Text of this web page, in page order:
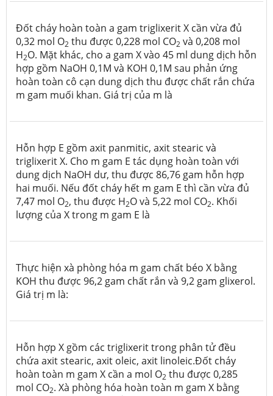
Đốt cháy hoàn toàn a gam triglixerit X cần vừa đủ
0,32 mol O2 thu được 0,228 mol CO2 và 0,208 mol
H2O. Mặt khác, cho a gam X vào 45 ml dung dịch hỗn
hợp gồm NaOH 0,1M và KOH 0,1M sau phản ứng
hoàn toàn cô cạn dung dịch thu được chất rắn chứa
m gam muối khan. Giá trị của m là
Hỗn hợp E gồm axit panmitic, axit stearic và
triglixerit X. Cho m gam E tác dụng hoàn toàn với
dung dịch NaOH dư, thu được 86,76 gam hỗn hợp
hai muối. Nếu đốt cháy hết m gam E thì cần vừa đủ
7,47 mol O2, thu được H2O và 5,22 mol CO2. Khối
lượng của X trong m gam E là
Thực hiện xà phòng hóa m gam chất béo X bằng
KOH thu được 96,2 gam chất rắn và 9,2 gam glixerol.
Giá trị m là:
Hỗn hợp X gồm các triglixerit trong phân tử đều
chứa axit stearic, axit oleic, axit linoleic.Đốt cháy
hoàn toàn m gam X cần a mol O2 thu được 0,285
mol CO2. Xà phòng hóa hoàn toàn m gam X bằng